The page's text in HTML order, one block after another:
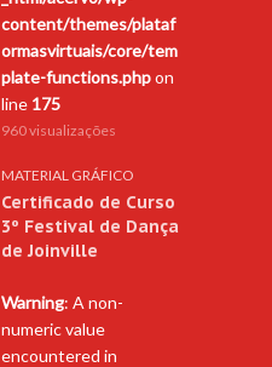
content/themes/plataf
ormasvirtuais/core/tem
plate-functions.phpon
line 175
960 visualizações
MATERIAL GRÁFICO
Certificado de Curso
3º Festival de Dança
de Joinville
Warning: A non-
numeric value
encountered in